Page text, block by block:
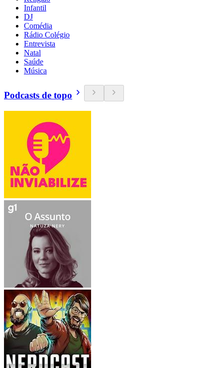
Infantil
DJ
Comédia
Rádio Colégio
Entrevista
Natal
Saúde
Música
Podcasts de topo